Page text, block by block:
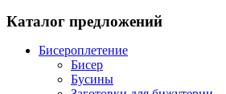
Каталог предложений
Бисероплетение
Бисер
Бусины